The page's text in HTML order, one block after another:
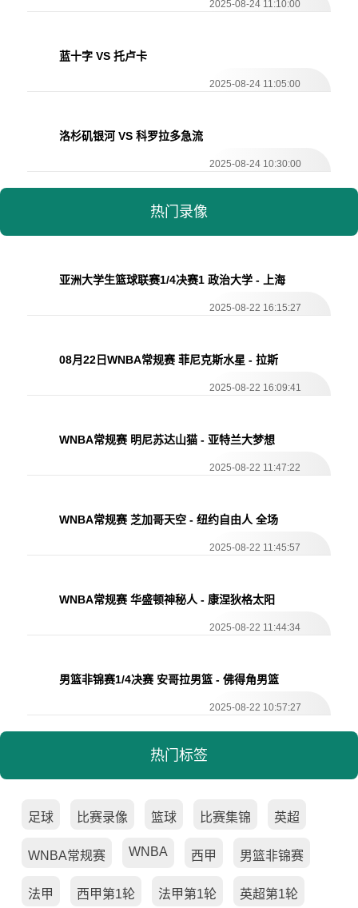
2025-08-24 11:10:00
蓝十字 VS 托卢卡
2025-08-24 11:05:00
洛杉矶银河 VS 科罗拉多急流
2025-08-24 10:30:00
热门录像
亚洲大学生篮球联赛1/4决赛1 政治大学 - 上海
2025-08-22 16:15:27
08月22日WNBA常规赛 菲尼克斯水星 - 拉斯
2025-08-22 16:09:41
WNBA常规赛 明尼苏达山猫 - 亚特兰大梦想
2025-08-22 11:47:22
WNBA常规赛 芝加哥天空 - 纽约自由人 全场
2025-08-22 11:45:57
WNBA常规赛 华盛顿神秘人 - 康涅狄格太阳
2025-08-22 11:44:34
男篮非锦赛1/4决赛 安哥拉男篮 - 佛得角男篮
2025-08-22 10:57:27
热门标签
足球 比赛录像 篮球 比赛集锦 英超
WNBA常规赛 WNBA 西甲 男篮非锦赛
法甲 西甲第1轮 法甲第1轮 英超第1轮